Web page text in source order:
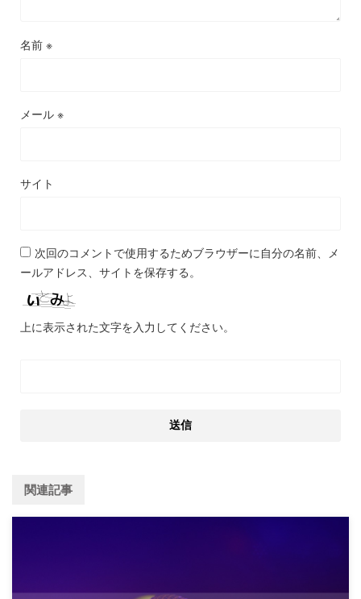
名前 ※
メール ※
サイト
次回のコメントで使用するためブラウザーに自分の名前、メ
ールアドレス、サイトを保存する。
上に表示された文字を入力してください。
関連記事